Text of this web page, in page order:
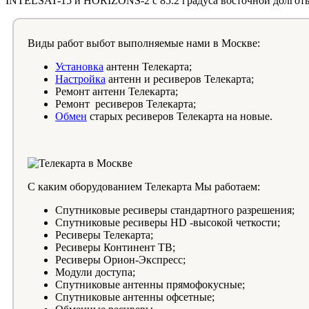
Виды работ выбот выполняемые нами в Москве:
Установка антенн Телекарта;
Настройка антенн и ресиверов Телекарта;
Ремонт антенн Телекарта;
Ремонт ресиверов Телекарта;
Обмен старых ресиверов Телекарта на новые.
С каким оборудованием Телекарта Мы работаем:
Спутниковые ресиверы стандартного разрешения;
Спутниковые ресиверы HD -высокой четкости;
Ресиверы Телекарта;
Ресиверы Континент ТВ;
Ресиверы Орион-Экспресс;
Модули доступа;
Спутниковые антенны прямофокусные;
Спутниковые антенны офсетные;